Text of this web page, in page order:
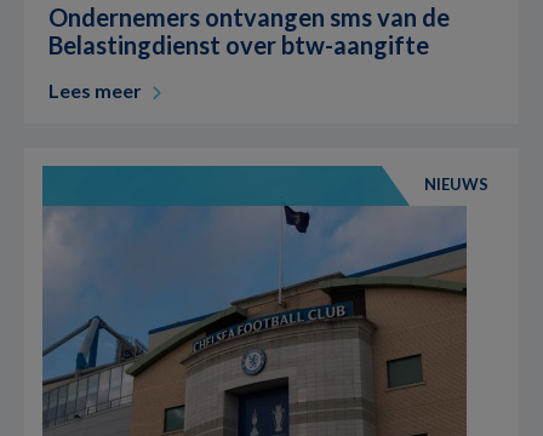
Ondernemers ontvangen sms van de
Belastingdienst over btw-aangifte
Lees meer
NIEUWS